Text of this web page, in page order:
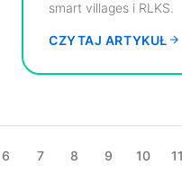
smart villages i RLKS.
CZYTAJ ARTYKUŁ
6 7 8 9 10 11